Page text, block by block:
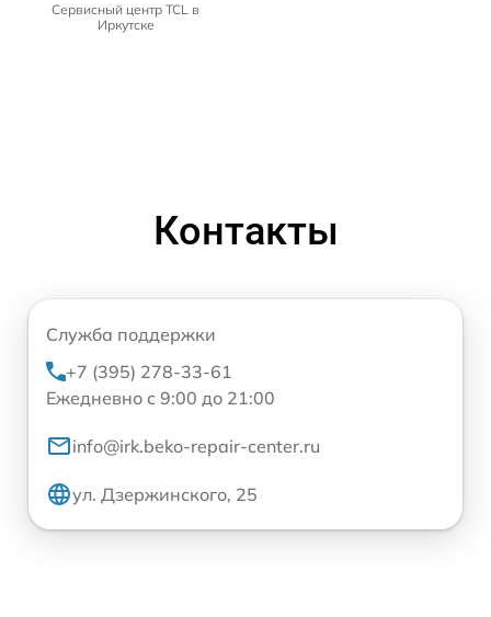
Сервисный центр TCL в
Иркутске
Контакты
Служба поддержки
+7 (395) 278-33-61
Ежедневно с 9:00 до 21:00
info@irk.beko-repair-center.ru
ул. Дзержинского, 25